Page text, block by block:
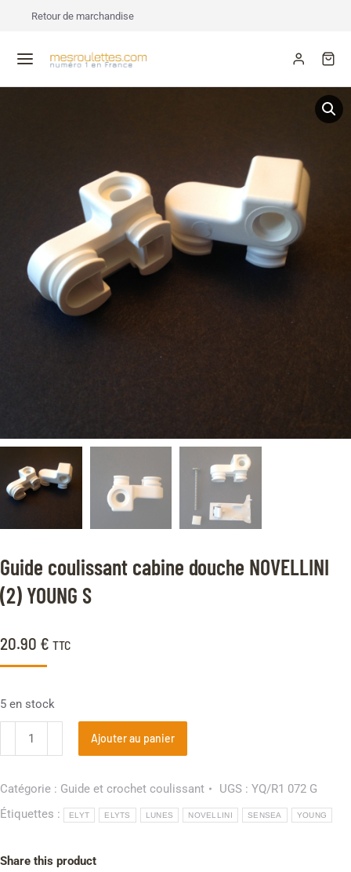
Retour de marchandise
Guide coulissant cabine douche NOVELLINI
(2) YOUNG S
20.90 € TTC
5 en stock
Ajouter au panier
Catégorie : Guide et crochet coulissant UGS : YQ/R1 072 G
Étiquettes :
ELYT ELYTS LUNES NOVELLINI SENSEA YOUNG
Share this product